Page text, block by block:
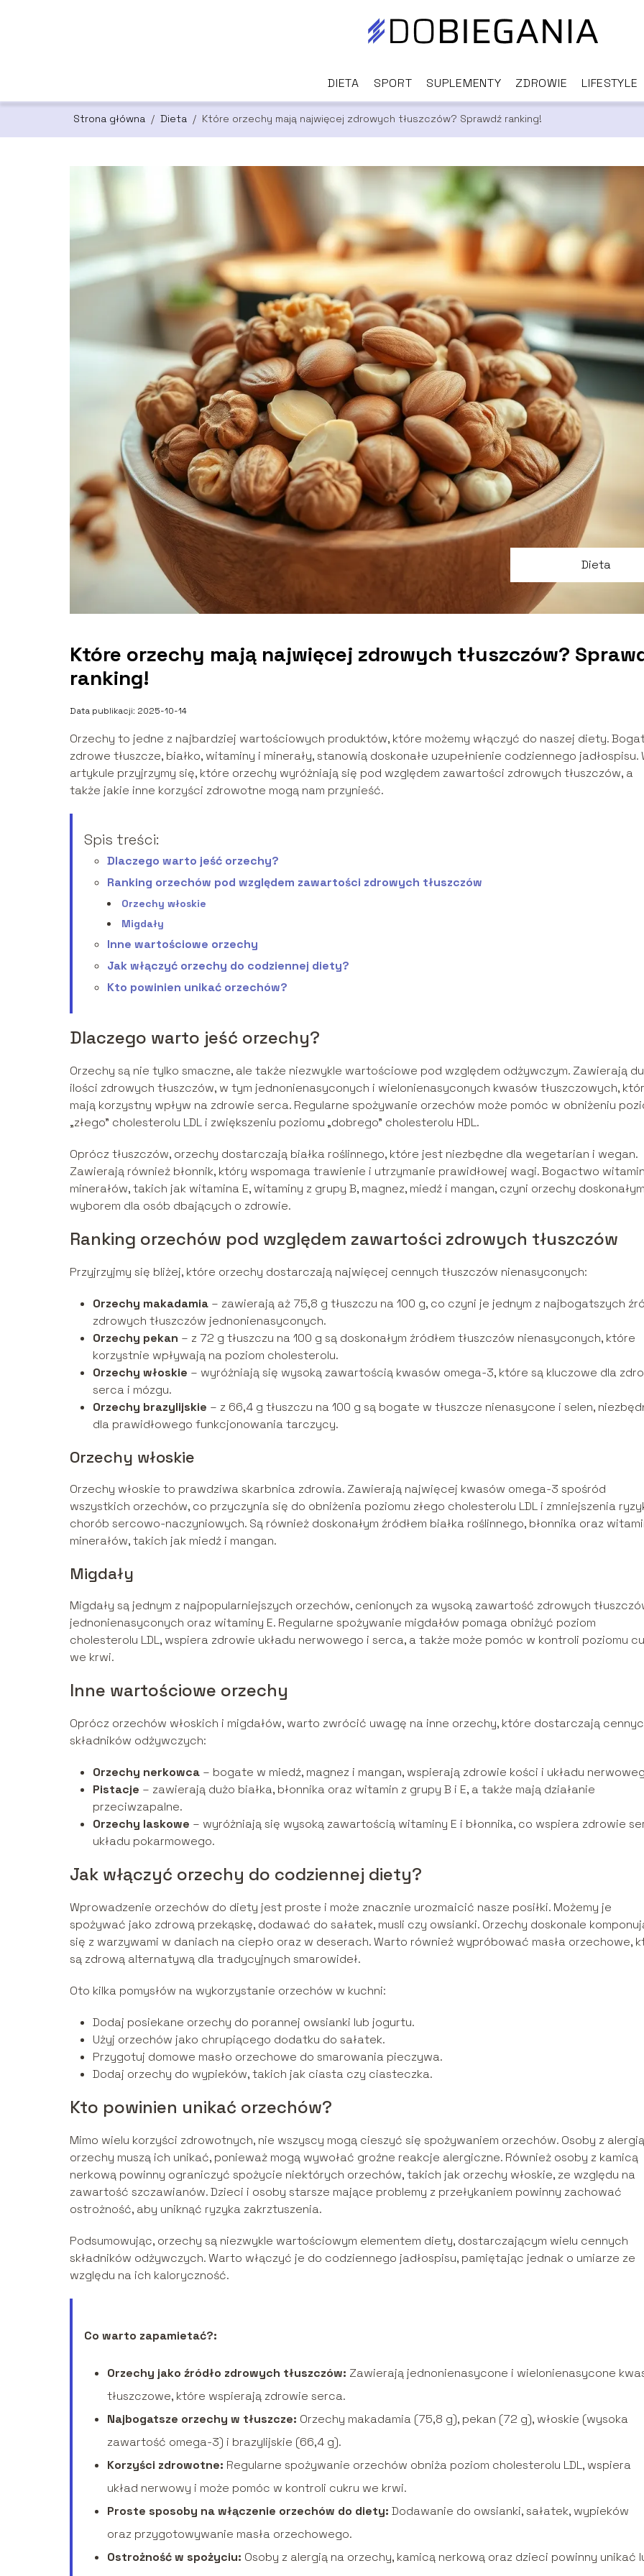
DIETA SPORT SUPLEMENTY ZDROWIE LIFESTYLE
Strona główna / Dieta / Które orzechy mają najwięcej zdrowych tłuszczów? Sprawdź ranking!
Dieta
Które orzechy mają najwięcej zdrowych tłuszczów?
ranking!
Data publikacji: 2025-10-14
Orzechy to jedne z najbardziej wartościowych produktów, które możemy włączyć do naszej diety.
zdrowe tłuszcze, białko, witaminy i minerały, stanowią doskonałe uzupełnienie codziennego jadłospisu.
artykule przyjrzymy się, które orzechy wyróżniają się pod względem zawartości zdrowych tłuszczów, a
także jakie inne korzyści zdrowotne mogą nam przynieść.
Spis treści:
Dlaczego warto jeść orzechy?
Ranking orzechów pod względem zawartości zdrowych tłuszczów
Orzechy włoskie
Migdały
Inne wartościowe orzechy
Jak włączyć orzechy do codziennej diety?
Kto powinien unikać orzechów?
Dlaczego warto jeść orzechy?
Orzechy są nie tylko smaczne, ale także niezwykle wartościowe pod względem odżywczym. Zawierają
ilości zdrowych tłuszczów, w tym jednonienasyconych i wielonienasyconych kwasów tłuszczowych,
mają korzystny wpływ na zdrowie serca. Regularne spożywanie orzechów może pomóc w obniżeniu
„złego” cholesterolu LDL i zwiększeniu poziomu „dobrego” cholesterolu HDL.
Oprócz tłuszczów, orzechy dostarczają białka roślinnego, które jest niezbędne dla wegetarian i wegan.
Zawierają również błonnik, który wspomaga trawienie i utrzymanie prawidłowej wagi. Bogactwo
minerałów, takich jak witamina E, witaminy z grupy B, magnez, miedź i mangan, czyni orzechy doskonałym
wyborem dla osób dbających o zdrowie.
Ranking orzechów pod względem zawartości zdrowych tłuszczów
Przyjrzyjmy się bliżej, które orzechy dostarczają najwięcej cennych tłuszczów nienasyconych:
Orzechy makadamia – zawierają aż 75,8 g tłuszczu na 100 g, co czyni je jednym z najbogatszych
zdrowych tłuszczów jednonienasyconych.
Orzechy pekan – z 72 g tłuszczu na 100 g są doskonałym źródłem tłuszczów nienasyconych, które
korzystnie wpływają na poziom cholesterolu.
Orzechy włoskie – wyróżniają się wysoką zawartością kwasów omega-3, które są kluczowe dla
serca i mózgu.
Orzechy brazylijskie – z 66,4 g tłuszczu na 100 g są bogate w tłuszcze nienasycone i selen,
dla prawidłowego funkcjonowania tarczycy.
Orzechy włoskie
Orzechy włoskie to prawdziwa skarbnica zdrowia. Zawierają najwięcej kwasów omega-3 spośród
wszystkich orzechów, co przyczynia się do obniżenia poziomu złego cholesterolu LDL i zmniejszenia
chorób sercowo-naczyniowych. Są również doskonałym źródłem białka roślinnego, błonnika oraz
minerałów, takich jak miedź i mangan.
Migdały
Migdały są jednym z najpopularniejszych orzechów, cenionych za wysoką zawartość zdrowych
jednonienasyconych oraz witaminy E. Regularne spożywanie migdałów pomaga obniżyć poziom
cholesterolu LDL, wspiera zdrowie układu nerwowego i serca, a także może pomóc w kontroli poziomu
we krwi.
Inne wartościowe orzechy
Oprócz orzechów włoskich i migdałów, warto zwrócić uwagę na inne orzechy, które dostarczają
składników odżywczych:
Orzechy nerkowca – bogate w miedź, magnez i mangan, wspierają zdrowie kości i układu
Pistacje – zawierają dużo białka, błonnika oraz witamin z grupy B i E, a także mają działanie
przeciwzapalne.
Orzechy laskowe – wyróżniają się wysoką zawartością witaminy E i błonnika, co wspiera zdrowie
układu pokarmowego.
Jak włączyć orzechy do codziennej diety?
Wprowadzenie orzechów do diety jest proste i może znacznie urozmaicić nasze posiłki. Możemy je
spożywać jako zdrową przekąskę, dodawać do sałatek, musli czy owsianki. Orzechy doskonale
się z warzywami w daniach na ciepło oraz w deserach. Warto również wypróbować masła orzechowe,
są zdrową alternatywą dla tradycyjnych smarowideł.
Oto kilka pomysłów na wykorzystanie orzechów w kuchni:
Dodaj posiekane orzechy do porannej owsianki lub jogurtu.
Użyj orzechów jako chrupiącego dodatku do sałatek.
Przygotuj domowe masło orzechowe do smarowania pieczywa.
Dodaj orzechy do wypieków, takich jak ciasta czy ciasteczka.
Kto powinien unikać orzechów?
Mimo wielu korzyści zdrowotnych, nie wszyscy mogą cieszyć się spożywaniem orzechów. Osoby z
orzechy muszą ich unikać, ponieważ mogą wywołać groźne reakcje alergiczne. Również osoby z kamicą
nerkową powinny ograniczyć spożycie niektórych orzechów, takich jak orzechy włoskie, ze względu na
zawartość szczawianów. Dzieci i osoby starsze mające problemy z przełykaniem powinny zachować
ostrożność, aby uniknąć ryzyka zakrztuszenia.
Podsumowując, orzechy są niezwykle wartościowym elementem diety, dostarczającym wielu cennych
składników odżywczych. Warto włączyć je do codziennego jadłospisu, pamiętając jednak o umiarze ze
względu na ich kaloryczność.
Co warto zapamietać?:
Orzechy jako źródło zdrowych tłuszczów: Zawierają jednonienasycone i wielonienasycone
tłuszczowe, które wspierają zdrowie serca.
Najbogatsze orzechy w tłuszcze: Orzechy makadamia (75,8 g), pekan (72 g), włoskie (wysoka
zawartość omega-3) i brazylijskie (66,4 g).
Korzyści zdrowotne: Regularne spożywanie orzechów obniża poziom cholesterolu LDL, wspiera
układ nerwowy i może pomóc w kontroli cukru we krwi.
Proste sposoby na włączenie orzechów do diety: Dodawanie do owsianki, sałatek, wypieków
oraz przygotowywanie masła orzechowego.
Ostrożność w spożyciu: Osoby z alergią na orzechy, kamicą nerkową oraz dzieci powinny unikać